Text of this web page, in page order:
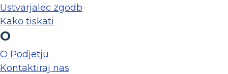
Ustvarjalec zgodb
Kako tiskati
O
O Podjetju
Kontaktiraj nas